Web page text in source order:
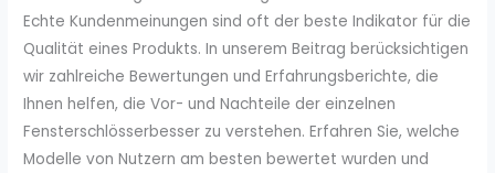
Echte Kundenmeinungen sind oft der beste Indikator für die
Qualität eines Produkts. In unserem Beitrag berücksichtigen
wir zahlreiche Bewertungen und Erfahrungsberichte, die
Ihnen helfen, die Vor- und Nachteile der einzelnen
Fensterschlösserbesser zu verstehen. Erfahren Sie, welche
Modelle von Nutzern am besten bewertet wurden und